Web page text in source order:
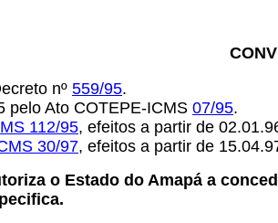
nº 559/95.
pelo Ato COTEPE-ICMS 07/95.
112/95, efeitos a partir de
30/97, efeitos a partir de
o Estado do Amapá a